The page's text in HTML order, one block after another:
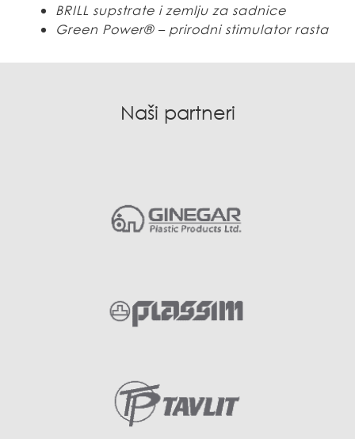
BRILL supstrate i zemlju za sadnice
Green Power® – prirodni stimulator rasta
Naši partneri